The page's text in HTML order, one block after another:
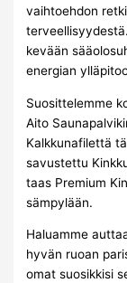
vaihtoehdon
kevään
energian
Suosittelemme
Aito
Kalkkunafilettä
savustettu
taas Premium
sämpylään.
Haluamme
hyvän ruoan
omat suosikkisi